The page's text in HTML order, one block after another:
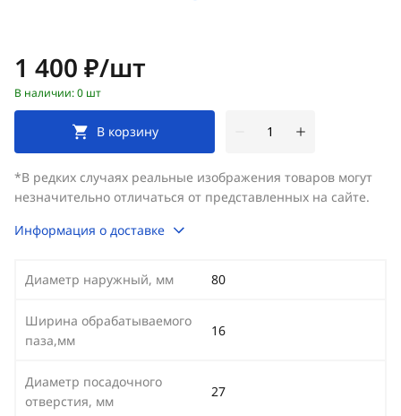
Цена:
1 400 ₽/шт
В наличии: 0 шт
В корзину
*В редких случаях реальные изображения товаров могут
незначительно отличаться от представленных на сайте.
Информация о доставке
Диаметр наружный, мм 80
Ширина обрабатываемого
паза,мм
16
Диаметр посадочного
отверстия, мм
27